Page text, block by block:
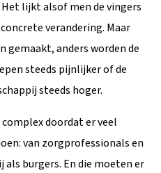
lijkt alsof men de vingers
verandering. Maar
gemaakt, anders worden de
steeds pijnlijker of de
steeds hoger.
doordat er veel
van zorgprofessionals en
burgers. En die moeten er